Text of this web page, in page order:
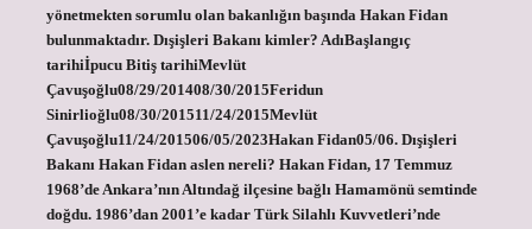
yönetmekten sorumlu olan bakanlığın başında Hakan Fidan
bulunmaktadır. Dışişleri Bakanı kimler? AdıBaşlangıç ​​
tarihiİpucu Bitiş tarihiMevlüt
Çavuşoğlu08/29/201408/30/2015Feridun
Sinirlioğlu08/30/201511/24/2015Mevlüt
Çavuşoğlu11/24/201506/05/2023Hakan Fidan05/06. Dışişleri
Bakanı Hakan Fidan aslen nereli? Hakan Fidan, 17 Temmuz
1968’de Ankara’nın Altındağ ilçesine bağlı Hamamönü semtinde
doğdu. 1986’dan 2001’e kadar Türk Silahlı Kuvvetleri’nde